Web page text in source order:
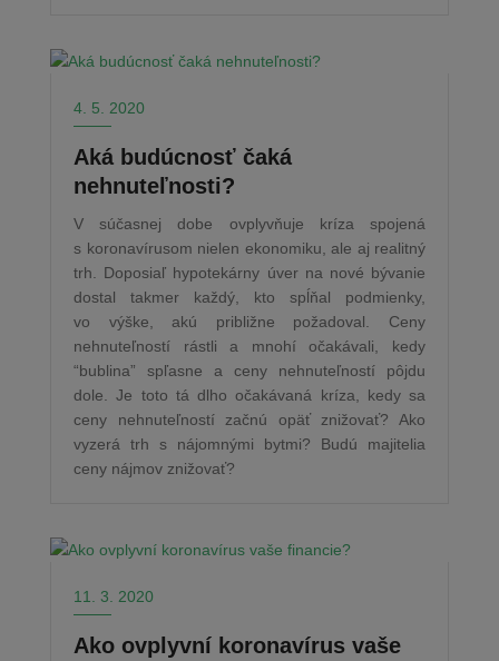
4. 5. 2020
Aká budúcnosť čaká
nehnuteľnosti?
V súčasnej dobe ovplyvňuje kríza spojená
s koronavírusom nielen ekonomiku, ale aj realitný
trh. Doposiaľ hypotekárny úver na nové bývanie
dostal takmer každý, kto spĺňal podmienky,
vo výške, akú približne požadoval. Ceny
nehnuteľností rástli a mnohí očakávali, kedy
“bublina” spľasne a ceny nehnuteľností pôjdu
dole. Je toto tá dlho očakávaná kríza, kedy sa
ceny nehnuteľností začnú opäť znižovať? Ako
vyzerá trh s nájomnými bytmi? Budú majitelia
ceny nájmov znižovať?
11. 3. 2020
Ako ovplyvní koronavírus vaše